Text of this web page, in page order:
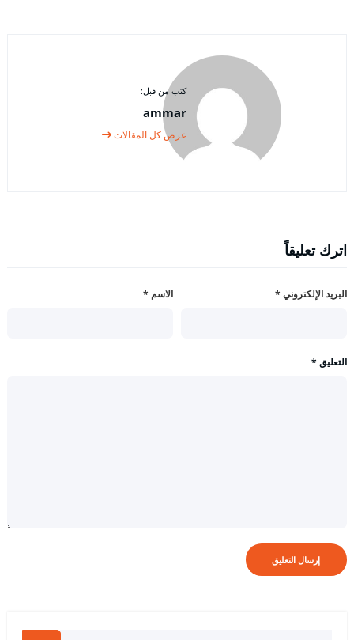
كتب من قبل:
ammar
عرض كل المقالات
اترك تعليقاً
الاسم * البريد الإلكتروني *
التعليق *